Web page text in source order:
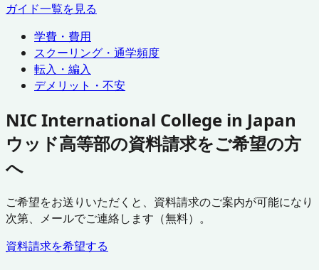
ガイド一覧を見る
学費・費用
スクーリング・通学頻度
転入・編入
デメリット・不安
NIC International College in Japan
ウッド高等部の資料請求をご希望の方
へ
ご希望をお送りいただくと、資料請求のご案内が可能になり
次第、メールでご連絡します（無料）。
資料請求を希望する